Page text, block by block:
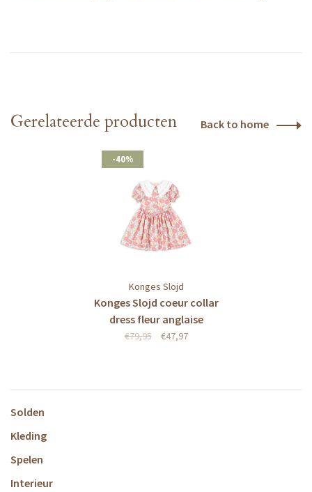
Gerelateerde producten Back to home
-40%
Konges Slojd
Konges Slojd coeur collar
dress fleur anglaise
€79,95 €47,97
Solden
Kleding
Spelen
Interieur